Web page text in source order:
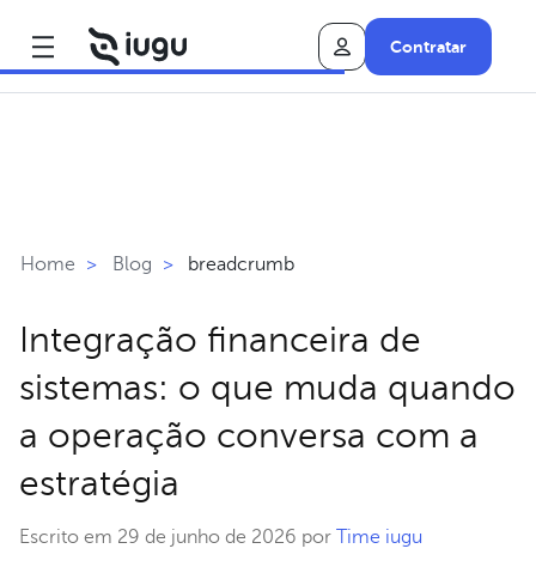
Contratar
Home > Blog > breadcrumb
Integração financeira de
sistemas: o que muda quando
a operação conversa com a
estratégia
Escrito em 29 de junho de 2026 por Time iugu